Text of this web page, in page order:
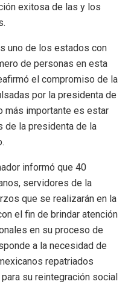
exitosa de las y los
uno de los estados con
de personas en esta
el compromiso de la
por la presidenta de
más importante es estar
de la presidenta de la
informó que 40
servidores de la
que se realizarán en la
el fin de brindar atención
en su proceso de
a la necesidad de
repatriados
su reintegración social